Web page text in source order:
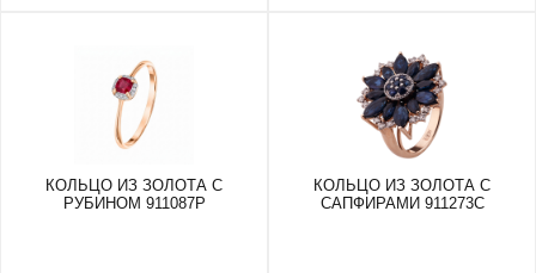
КОЛЬЦО ИЗ ЗОЛОТА С
РУБИНОМ 911087Р
КОЛЬЦО ИЗ ЗОЛОТА С
САПФИРАМИ 911273С